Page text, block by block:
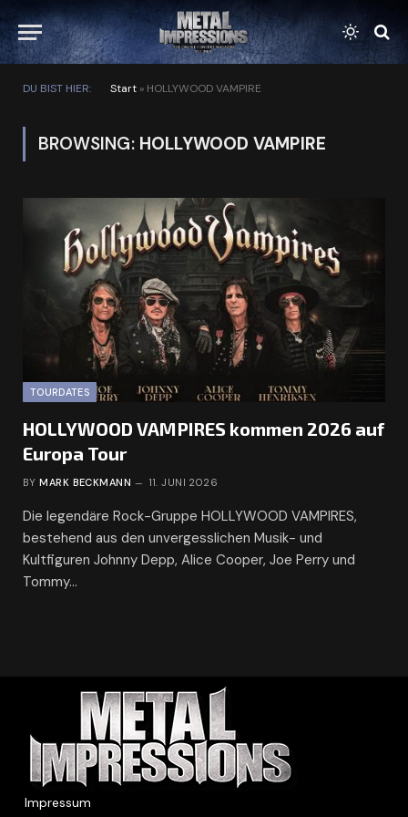
DU BIST HIER: Start » HOLLYWOOD VAMPIRE
BROWSING: HOLLYWOOD VAMPIRE
TOURDATES
HOLLYWOOD VAMPIRES kommen 2026 auf
Europa Tour
BY MARK BECKMANN 11. JUNI 2026
Die legendäre Rock-Gruppe HOLLYWOOD VAMPIRES,
bestehend aus den unvergesslichen Musik- und
Kultfiguren Johnny Depp, Alice Cooper, Joe Perry und
Tommy…
Impressum